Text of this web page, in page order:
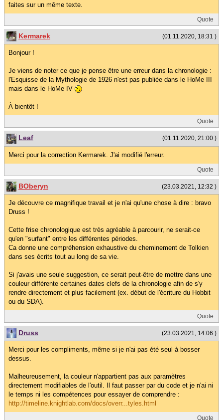
faites sur un même texte.
Quote
(01.11.2020, 18:31 )
Kermarek
Bonjour !
Je viens de noter ce que je pense être une erreur dans la chronologie :
l'Esquisse de la Mythologie de 1926 n'est pas publiée dans le HoMe III
mais dans le HoMe IV
À bientôt !
Quote
(01.11.2020, 21:00 )
Leaf
Merci pour la correction Kermarek. J'ai modifié l'erreur.
Quote
(23.03.2021, 12:32 )
BOberyn
Je découvre ce magnifique travail et je n'ai qu'une chose à dire : bravo
Druss !
Cette frise chronologique est très agréable à parcourir, ne serait-ce
qu'en "surfant" entre les différentes périodes.
Ca donne une compréhension exhaustive du cheminement de Tolkien
dans ses écrits tout au long de sa vie.
Si j'avais une seule suggestion, ce serait peut-être de mettre dans une
couleur différente certaines dates clefs de la chronologie afin de s'y
rendre directement et plus facilement (ex. début de l'écriture du Hobbit
ou du SDA).
Quote
(23.03.2021, 14:06 )
Druss
Merci pour les compliments, même si je n'ai pas été seul à bosser
dessus.
Malheureusement, la couleur n'appartient pas aux paramètres
directement modifiables de l'outil. Il faut passer par du code et je n'ai ni
le temps ni les compétences pour essayer de comprendre :
http://timeline.knightlab.com/docs/overr...tyles.html
Quote